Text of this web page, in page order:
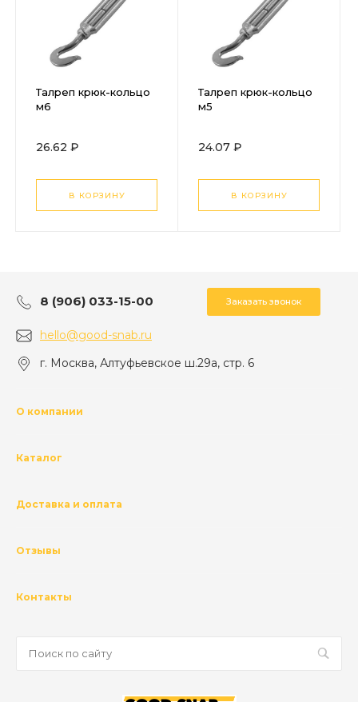
Талреп крюк-кольцо
м6
26.62 ₽
В КОРЗИНУ
Талреп крюк-кольцо
м5
24.07 ₽
В КОРЗИНУ
8 (906) 033-15-00 Заказать звонок
hello@good-snab.ru
г. Москва, Алтуфьевское ш.29а, стр. 6
О компании
Каталог
Доставка и оплата
Отзывы
Контакты